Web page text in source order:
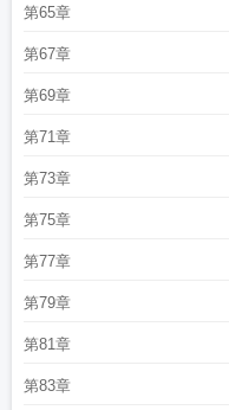
第65章
第67章
第69章
第71章
第73章
第75章
第77章
第79章
第81章
第83章